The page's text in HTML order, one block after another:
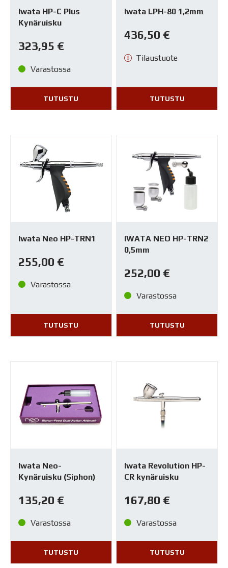
Iwata HP-C Plus
Kynäruisku
323,95 €
Varastossa
TUTUSTU
Iwata LPH-80 1,2mm
436,50 €
Tilaustuote
TUTUSTU
Iwata Neo HP-TRN1
255,00 €
Varastossa
TUTUSTU
IWATA NEO HP-TRN2
0,5mm
252,00 €
Varastossa
TUTUSTU
Iwata Neo-
Kynäruisku (Siphon)
135,20 €
Varastossa
TUTUSTU
Iwata Revolution HP-
CR kynäruisku
167,80 €
Varastossa
TUTUSTU